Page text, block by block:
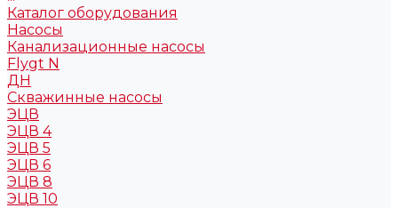
Каталог оборудования
Насосы
Канализационные насосы
Flygt N
ДН
Скважинные насосы
ЭЦВ
ЭЦВ 4
ЭЦВ 5
ЭЦВ 6
ЭЦВ 8
ЭЦВ 10